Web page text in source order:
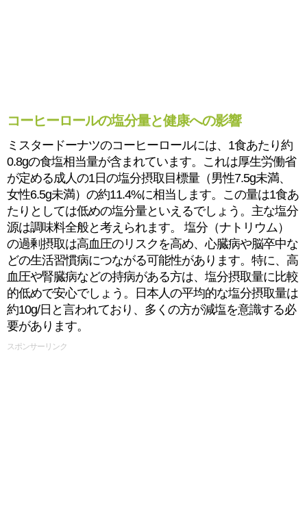
コーヒーロールの塩分量と健康への影響
ミスタードーナツのコーヒーロールには、1食あたり約
0.8gの食塩相当量が含まれています。これは厚生労働省
が定める成人の1日の塩分摂取目標量（男性7.5g未満、
女性6.5g未満）の約11.4%に相当します。この量は1食あ
たりとしては低めの塩分量といえるでしょう。主な塩分
源は調味料全般と考えられます。 塩分（ナトリウム）
の過剰摂取は高血圧のリスクを高め、心臓病や脳卒中な
どの生活習慣病につながる可能性があります。特に、高
血圧や腎臓病などの持病がある方は、塩分摂取量に比較
的低めで安心でしょう。日本人の平均的な塩分摂取量は
約10g/日と言われており、多くの方が減塩を意識する必
要があります。
スポンサーリンク